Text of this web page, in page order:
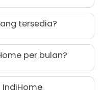
tersedia?
per bulan?